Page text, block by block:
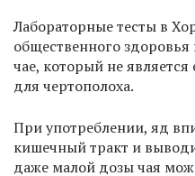
Лабораторные тесты в
общественного
чае, который не
для чертополоха.
При употреблении, яд
кишечный тракт и
даже малой дозы чая